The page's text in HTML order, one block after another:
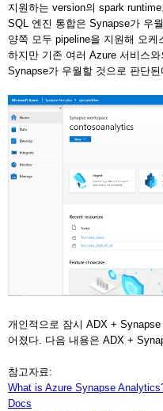
지원하는 version의 spark
SQL 엔진 통합은 Synapse가 우
양쪽 모두 pipeline을 지원해 오케
하지만 기존 여러 Azure 서비스
Synapse가 우월할 것으로 판단된
개인적으로 잠시 ADX +
어졌다. 다음 내용은 ADX +
참고자료:
What is Azure Synapse
Docs